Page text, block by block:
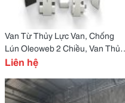
Van Từ Thủy Lực Van, Chống
Lún Oleoweb 2 Chiều, Van Thủy
Lực Điện
Liên hệ